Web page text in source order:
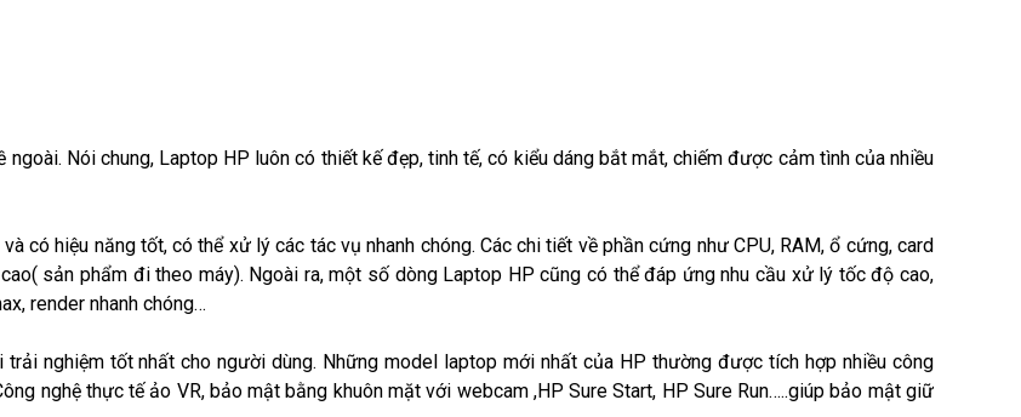
ngoài. Nói chung, Laptop HP luôn có thiết kế đẹp, tinh tế, có kiểu dáng bắt mắt, chiếm được cảm tình của nhiều
có hiệu năng tốt, có thể xử lý các tác vụ nhanh chóng. Các chi tiết về phần cứng như CPU, RAM, ổ cứng, card
sản phẩm đi theo máy). Ngoài ra, một số dòng Laptop HP cũng có thể đáp ứng nhu cầu xử lý tốc độ cao,
render nhanh chóng…
nghiệm tốt nhất cho người dùng. Những model laptop mới nhất của HP thường được tích hợp nhiều công
nghệ thực tế ảo VR, bảo mật bằng khuôn mặt với webcam ,HP Sure Start, HP Sure Run…..giúp bảo mật giữ